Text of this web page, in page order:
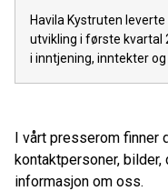
Havila Kystruten
utvikling i første kvartal
i inntjening, inntekter
I vårt presserom finner
kontaktpersoner, bilder,
informasjon om oss.